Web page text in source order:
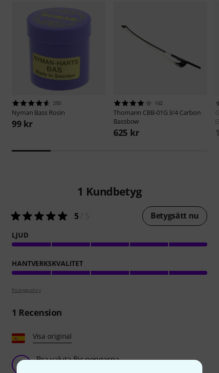
250
Nyman Bass Rosin
99 kr
162
Thomann CBB-01G 3/4 Carbon
Bassbow
625 kr
1 Kundbetyg
5/ 5 Betygsätt nu
LJUD
HANTVERKSKVALITET
Poängpolicy
1 Recension
Visa original
B Bra valuta för pengarna